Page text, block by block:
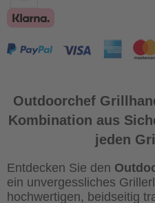
Outdoorchef
Kombination aus
jeden
Entdecken Sie den
ein unvergessliches
hochwertigen, beidseitig